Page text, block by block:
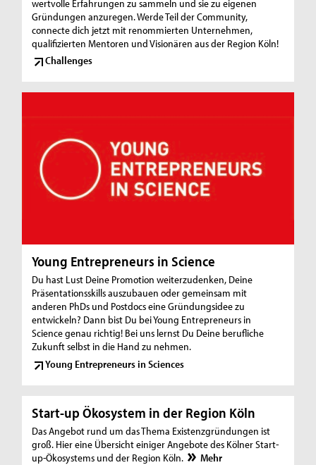
wertvolle Erfahrungen zu sammeln und sie zu eigenen
Gründungen anzuregen. Werde Teil der Community,
connecte dich jetzt mit renommierten Unternehmen,
qualifizierten Mentoren und Visionären aus der Region Köln!
Challenges
Young Entrepreneurs in Science
Du hast Lust Deine Promotion weiterzudenken, Deine
Präsentationsskills auszubauen oder gemeinsam mit
anderen PhDs und Postdocs eine Gründungsidee zu
entwickeln? Dann bist Du bei Young Entrepreneurs in
Science genau richtig! Bei uns lernst Du Deine berufliche
Zukunft selbst in die Hand zu nehmen.
Young Entrepreneurs in Sciences
Start-up Ökosystem in der Region Köln
Das Angebot rund um das Thema Existenzgründungen ist
groß. Hier eine Übersicht einiger Angebote des Kölner Start-
up-Ökosystems und der Region Köln.
Mehr